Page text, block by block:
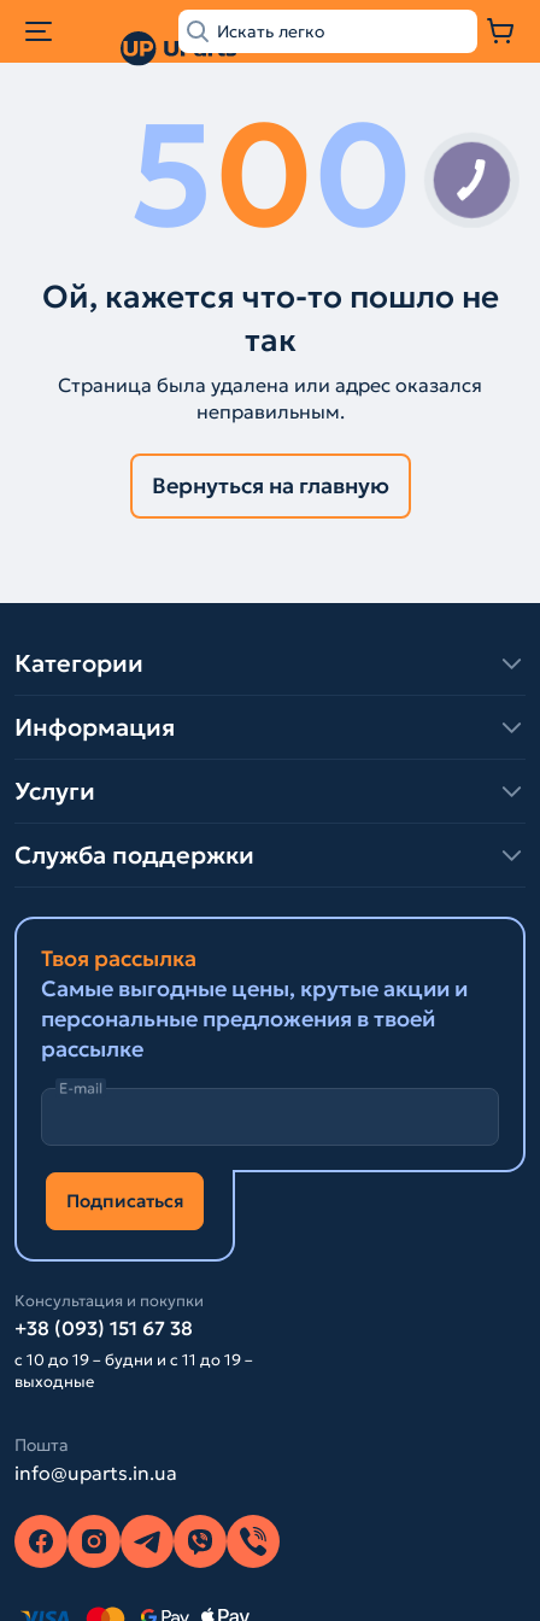
500
Ой, кажется что-то пошло не
так
Страница была удалена или адрес оказался
неправильным.
Вернуться на главную
Категории
Информация
Услуги
Служба поддержки
Твоя рассылка
Самые выгодные цены, крутые акции и
персональные предложения в твоей
рассылке
E-mail
Подписаться
Консультация и покупки
+38 (093) 151 67 38
с 10 до 19 – будни и с 11 до 19 –
выходные
Пошта
info@uparts.in.ua